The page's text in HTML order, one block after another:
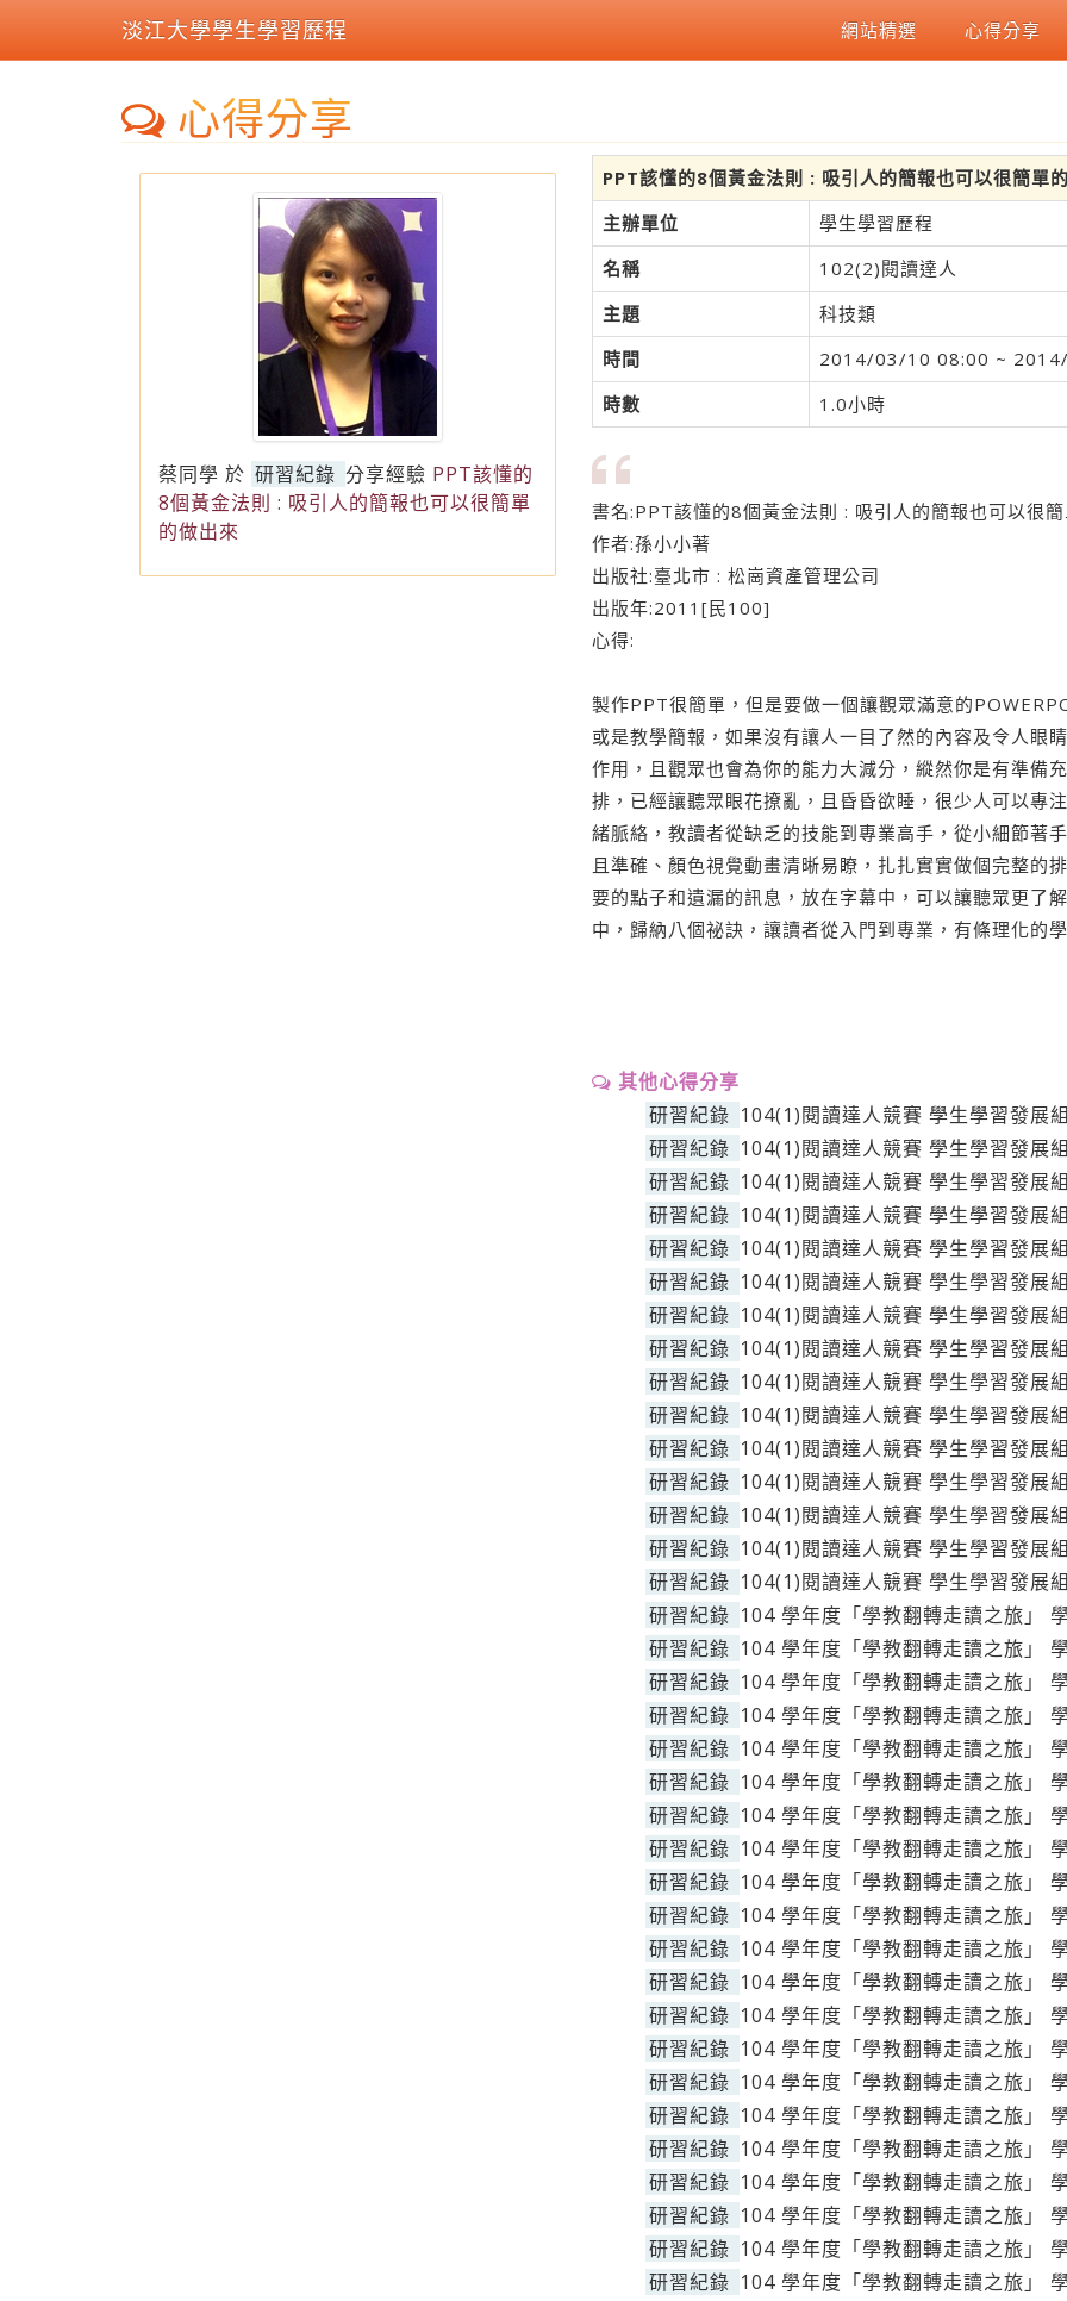
淡江大學學生學習歷程 網站精選 心得分享
心得分享
蔡同學 於 研習紀錄 分享經驗 PPT該懂的
8個黃金法則 : 吸引人的簡報也可以很簡單
的做出來
PPT該懂的8個黃金法則 : 吸引人的簡報也可以很簡單
主辦單位
學生學習歷程
名稱
102(2)閱讀達人
主題
科技類
時間
2014/03/10 08:00 ~
時數
1.0小時
書名:PPT該懂的8個黃金法則 : 吸引人的簡報也可以很
作者:孫小小著
出版社:臺北市 : 松崗資產管理公司
出版年:2011[民100]
心得:
製作PPT很簡單，但是要做一個讓觀眾滿意的
或是教學簡報，如果沒有讓人一目了然的內容及令人眼
作用，且觀眾也會為你的能力大減分，縱然你是有準備
排，已經讓聽眾眼花撩亂，且昏昏欲睡，很少人可以專
緒脈絡，教讀者從缺乏的技能到專業高手，從小細節著
且準確、顏色視覺動畫清晰易瞭，扎扎實實做個完整的
要的點子和遺漏的訊息，放在字幕中，可以讓聽眾更了
中，歸納八個祕訣，讓讀者從入門到專業，有條理化的學
其他心得分享
研習紀錄 104(1)閱讀達人競賽 學生學習發展組
研習紀錄 104(1)閱讀達人競賽 學生學習發展組
研習紀錄 104(1)閱讀達人競賽 學生學習發展組
研習紀錄 104(1)閱讀達人競賽 學生學習發展組
研習紀錄 104(1)閱讀達人競賽 學生學習發展組
研習紀錄 104(1)閱讀達人競賽 學生學習發展組
研習紀錄 104(1)閱讀達人競賽 學生學習發展組
研習紀錄 104(1)閱讀達人競賽 學生學習發展組
研習紀錄 104(1)閱讀達人競賽 學生學習發展組
研習紀錄 104(1)閱讀達人競賽 學生學習發展組
研習紀錄 104(1)閱讀達人競賽 學生學習發展組
研習紀錄 104(1)閱讀達人競賽 學生學習發展組
研習紀錄 104(1)閱讀達人競賽 學生學習發展組
研習紀錄 104(1)閱讀達人競賽 學生學習發展組
研習紀錄 104(1)閱讀達人競賽 學生學習發展組
研習紀錄 104 學年度「學教翻轉走讀之旅」
研習紀錄 104 學年度「學教翻轉走讀之旅」
研習紀錄 104 學年度「學教翻轉走讀之旅」
研習紀錄 104 學年度「學教翻轉走讀之旅」
研習紀錄 104 學年度「學教翻轉走讀之旅」
研習紀錄 104 學年度「學教翻轉走讀之旅」
研習紀錄 104 學年度「學教翻轉走讀之旅」
研習紀錄 104 學年度「學教翻轉走讀之旅」
研習紀錄 104 學年度「學教翻轉走讀之旅」
研習紀錄 104 學年度「學教翻轉走讀之旅」
研習紀錄 104 學年度「學教翻轉走讀之旅」
研習紀錄 104 學年度「學教翻轉走讀之旅」
研習紀錄 104 學年度「學教翻轉走讀之旅」
研習紀錄 104 學年度「學教翻轉走讀之旅」
研習紀錄 104 學年度「學教翻轉走讀之旅」
研習紀錄 104 學年度「學教翻轉走讀之旅」
研習紀錄 104 學年度「學教翻轉走讀之旅」
研習紀錄 104 學年度「學教翻轉走讀之旅」
研習紀錄 104 學年度「學教翻轉走讀之旅」
研習紀錄 104 學年度「學教翻轉走讀之旅」
研習紀錄 104 學年度「學教翻轉走讀之旅」